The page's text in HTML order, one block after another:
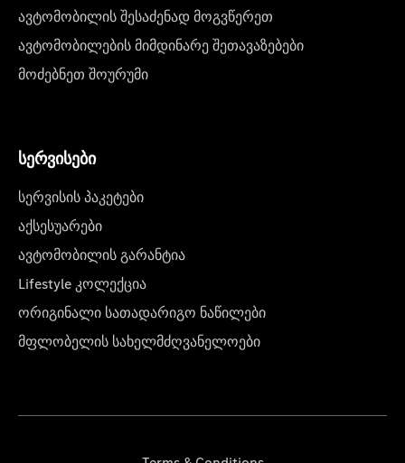
ავტომობილის შესაძენად მოგვწერეთ
ავტომობილების მიმდინარე შეთავაზებები
მოძებნეთ შოურუმი
სერვისები
სერვისის პაკეტები
აქსესუარები
ავტომობილის გარანტია
Lifestyle კოლექცია
ორიგინალი სათადარიგო ნაწილები
მფლობელის სახელმძღვანელოები